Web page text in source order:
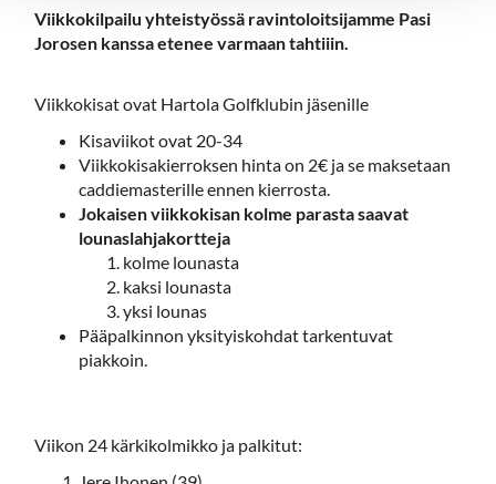
​​​​​​​Viikkokilpailu yhteistyössä ravintoloitsijamme Pasi
Jorosen kanssa etenee varmaan tahtiiin.
Viikkokisat ovat Hartola Golfklubin jäsenille
Kisaviikot ovat 20-34
Viikkokisakierroksen hinta on 2€ ja se maksetaan
caddiemasterille ennen kierrosta.
Jokaisen viikkokisan kolme parasta saavat
lounaslahjakortteja
kolme lounasta
kaksi lounasta
yksi lounas
Pääpalkinnon yksityiskohdat tarkentuvat
piakkoin.
Viikon 24 kärkikolmikko ja palkitut: